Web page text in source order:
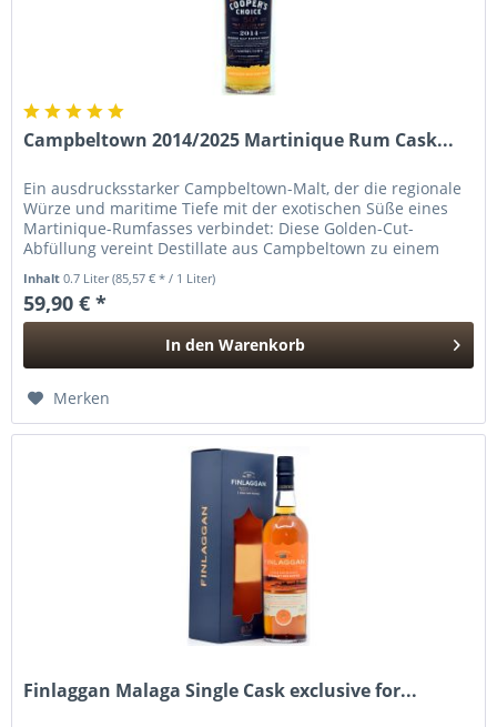
Campbeltown 2014/2025 Martinique Rum Cask...
Ein ausdrucksstarker Campbeltown-Malt, der die regionale
Würze und maritime Tiefe mit der exotischen Süße eines
Martinique-Rumfasses verbindet: Diese Golden-Cut-
Abfüllung vereint Destillate aus Campbeltown zu einem
Inhalt0.7 Liter(85,57 € * / 1 Liter)
59,90 € *
In den Warenkorb
Merken
Finlaggan Malaga Single Cask exclusive for...